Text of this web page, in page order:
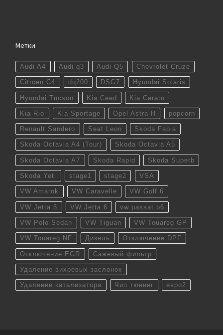
Метки
Audi A4 Audi q3 Audi Q5 Chevrolet Cruze
Citroen C4 dq200 DSG7 Hyundai Solaris
Hyundai Tucson Kia Ceed Kia Cerato
Kia Rio Kia Sportage Opel Astra H popcorn
Renault Sandero Seat Leon Skoda Fabia
Skoda Octavia A4 (Tour) Skoda Octavia A5
Skoda Octavia A7 Skoda Rapid Skoda Superb
Skoda Yeti stage1 stage2 VSA
VW Amarok VW Caravelle VW Golf 6
VW Jetta 5 VW Jetta 6 vw passat b6
VW Polo Sedan VW Tiguan VW Touareg GP
VW Touareg NF Дизель Отключение DPF
Отключение EGR Сажевый фильтр
Удаление вихревых заслонок
Удаление катализатора Чип тюнинг евро2